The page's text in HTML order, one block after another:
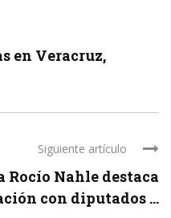
en Veracruz,
Siguiente artículo
Rocío Nahle destaca
con diputados ...